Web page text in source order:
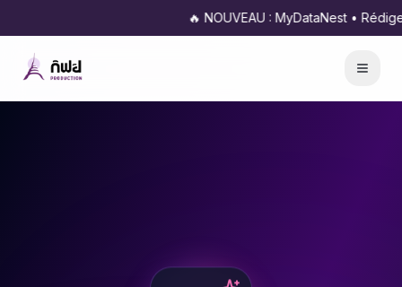
🔥 NOUVEAU : MyDataNest •